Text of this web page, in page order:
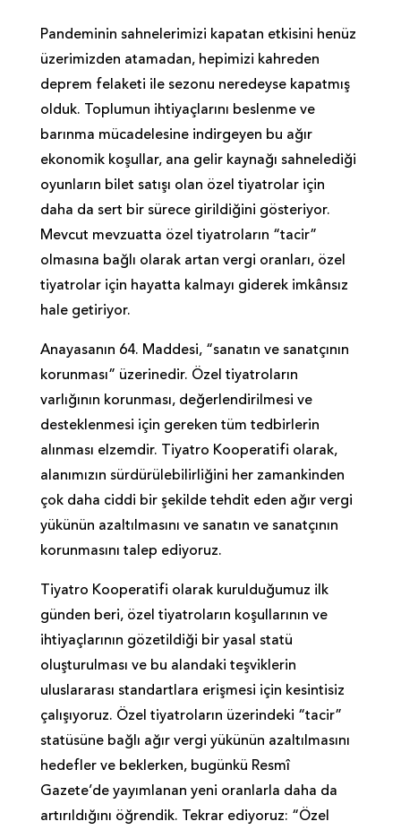
Pandeminin sahnelerimizi kapatan etkisini henüz
üzerimizden atamadan, hepimizi kahreden
deprem felaketi ile sezonu neredeyse kapatmış
olduk. Toplumun ihtiyaçlarını beslenme ve
barınma mücadelesine indirgeyen bu ağır
ekonomik koşullar, ana gelir kaynağı sahnelediği
oyunların bilet satışı olan özel tiyatrolar için
daha da sert bir sürece girildiğini gösteriyor.
Mevcut mevzuatta özel tiyatroların “tacir”
olmasına bağlı olarak artan vergi oranları, özel
tiyatrolar için hayatta kalmayı giderek imkânsız
hale getiriyor.
Anayasanın 64. Maddesi, “sanatın ve sanatçının
korunması” üzerinedir. Özel tiyatroların
varlığının korunması, değerlendirilmesi ve
desteklenmesi için gereken tüm tedbirlerin
alınması elzemdir. Tiyatro Kooperatifi olarak,
alanımızın sürdürülebilirliğini her zamankinden
çok daha ciddi bir şekilde tehdit eden ağır vergi
yükünün azaltılmasını ve sanatın ve sanatçının
korunmasını talep ediyoruz.
Tiyatro Kooperatifi olarak kurulduğumuz ilk
günden beri, özel tiyatroların koşullarının ve
ihtiyaçlarının gözetildiği bir yasal statü
oluşturulması ve bu alandaki teşviklerin
uluslararası standartlara erişmesi için kesintisiz
çalışıyoruz. Özel tiyatroların üzerindeki “tacir”
statüsüne bağlı ağır vergi yükünün azaltılmasını
hedefler ve beklerken, bugünkü Resmî
Gazete’de yayımlanan yeni oranlarla daha da
artırıldığını öğrendik. Tekrar ediyoruz: “Özel